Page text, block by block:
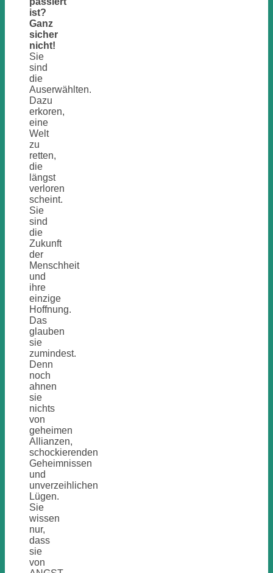
ist?
Ganz
sicher
nicht!
Sie
sind
die
Auserwählten.
Dazu
erkoren,
eine
Welt
zu
retten,
die
längst
verloren
scheint.
Sie
sind
die
Zukunft
der
Menschheit
und
ihre
einzige
Hoffnung.
Das
glauben
sie
zumindest.
Denn
noch
ahnen
sie
nichts
von
geheimen
Allianzen,
schockierenden
Geheimnissen
und
unverzeihlichen
Lügen.
Sie
wissen
nur,
dass
sie
von